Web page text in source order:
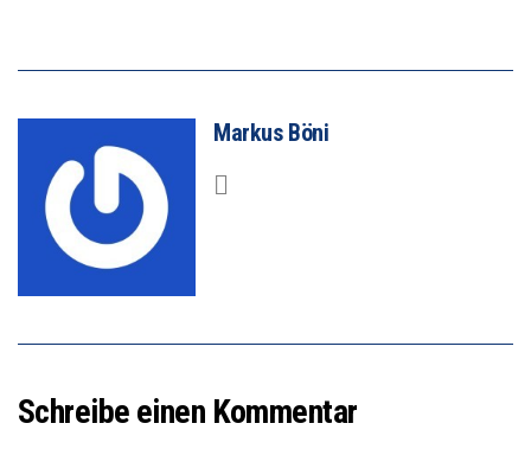
Markus Böni
Schreibe einen Kommentar